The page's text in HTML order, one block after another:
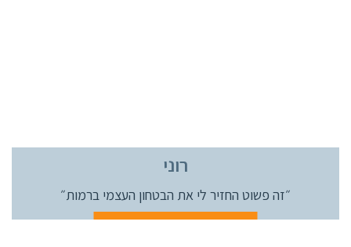
רוני
״זה פשוט החזיר לי את הבטחון העצמי ברמות״